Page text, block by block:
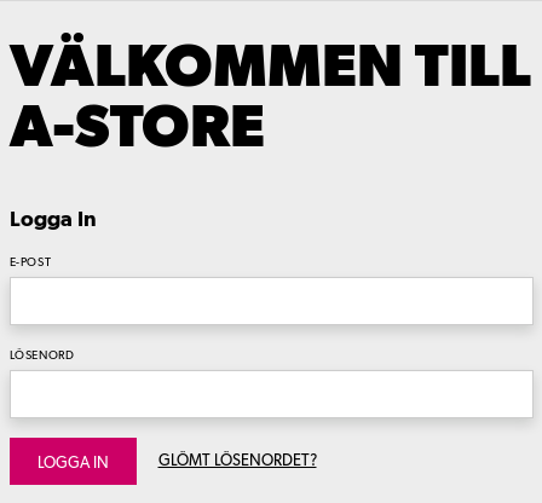
VÄLKOMMEN TILL
A-STORE
Logga In
E-POST
LÖSENORD
LOGGA IN GLÖMT LÖSENORDET?